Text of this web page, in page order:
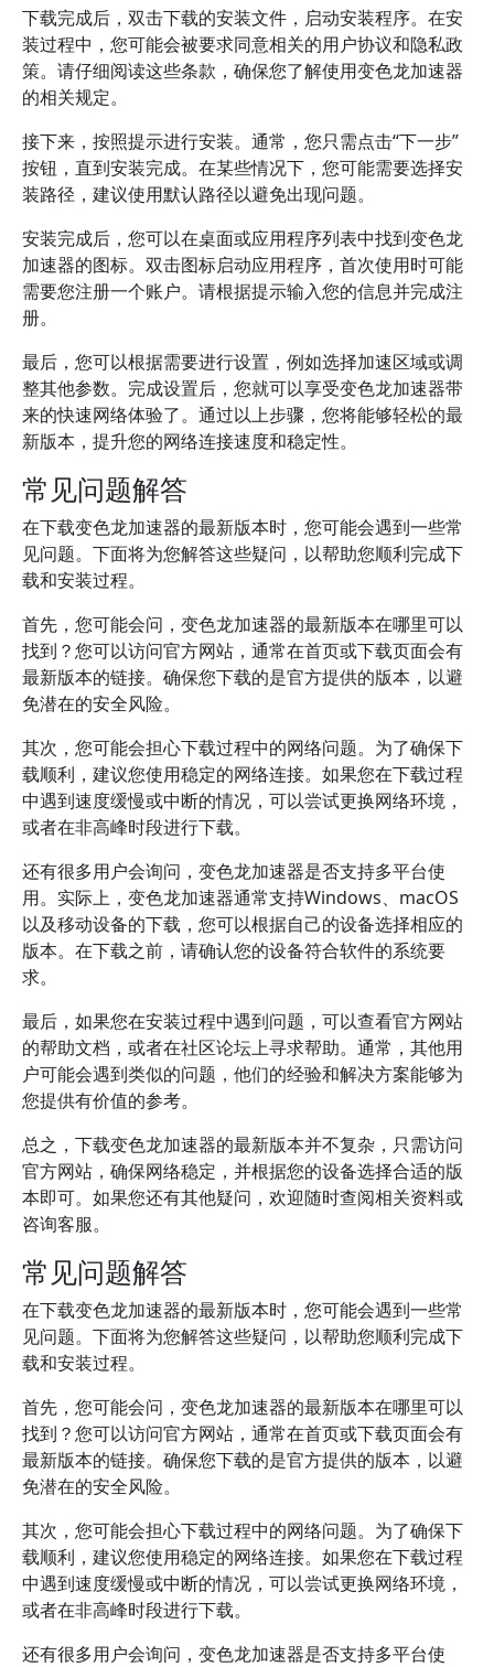
下载完成后，双击下载的安装文件，启动安装程序。在安
装过程中，您可能会被要求同意相关的用户协议和隐私政
策。请仔细阅读这些条款，确保您了解使用变色龙加速器
的相关规定。
接下来，按照提示进行安装。通常，您只需点击“下一步”
按钮，直到安装完成。在某些情况下，您可能需要选择安
装路径，建议使用默认路径以避免出现问题。
安装完成后，您可以在桌面或应用程序列表中找到变色龙
加速器的图标。双击图标启动应用程序，首次使用时可能
需要您注册一个账户。请根据提示输入您的信息并完成注
册。
最后，您可以根据需要进行设置，例如选择加速区域或调
整其他参数。完成设置后，您就可以享受变色龙加速器带
来的快速网络体验了。通过以上步骤，您将能够轻松的最
新版本，提升您的网络连接速度和稳定性。
常见问题解答
在下载变色龙加速器的最新版本时，您可能会遇到一些常
见问题。下面将为您解答这些疑问，以帮助您顺利完成下
载和安装过程。
首先，您可能会问，变色龙加速器的最新版本在哪里可以
找到？您可以访问官方网站，通常在首页或下载页面会有
最新版本的链接。确保您下载的是官方提供的版本，以避
免潜在的安全风险。
其次，您可能会担心下载过程中的网络问题。为了确保下
载顺利，建议您使用稳定的网络连接。如果您在下载过程
中遇到速度缓慢或中断的情况，可以尝试更换网络环境，
或者在非高峰时段进行下载。
还有很多用户会询问，变色龙加速器是否支持多平台使
用。实际上，变色龙加速器通常支持Windows、macOS
以及移动设备的下载，您可以根据自己的设备选择相应的
版本。在下载之前，请确认您的设备符合软件的系统要
求。
最后，如果您在安装过程中遇到问题，可以查看官方网站
的帮助文档，或者在社区论坛上寻求帮助。通常，其他用
户可能会遇到类似的问题，他们的经验和解决方案能够为
您提供有价值的参考。
总之，下载变色龙加速器的最新版本并不复杂，只需访问
官方网站，确保网络稳定，并根据您的设备选择合适的版
本即可。如果您还有其他疑问，欢迎随时查阅相关资料或
咨询客服。
常见问题解答
在下载变色龙加速器的最新版本时，您可能会遇到一些常
见问题。下面将为您解答这些疑问，以帮助您顺利完成下
载和安装过程。
首先，您可能会问，变色龙加速器的最新版本在哪里可以
找到？您可以访问官方网站，通常在首页或下载页面会有
最新版本的链接。确保您下载的是官方提供的版本，以避
免潜在的安全风险。
其次，您可能会担心下载过程中的网络问题。为了确保下
载顺利，建议您使用稳定的网络连接。如果您在下载过程
中遇到速度缓慢或中断的情况，可以尝试更换网络环境，
或者在非高峰时段进行下载。
还有很多用户会询问，变色龙加速器是否支持多平台使